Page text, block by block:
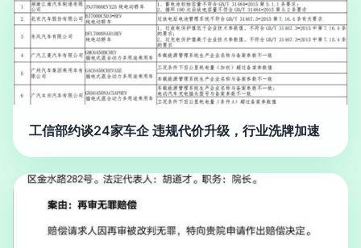
工信部约谈24家车企 违规代价升级，行业洗牌加速